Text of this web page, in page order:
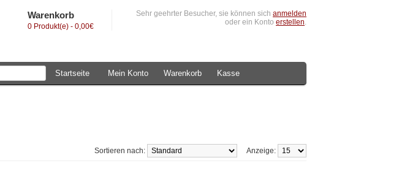
Warenkorb
0 Produkt(e) - 0,00€
Sehr geehrter Besucher, sie können sich anmelden
oder ein Konto erstellen.
Startseite Mein Konto Warenkorb Kasse
Anzeige:
Sortieren nach: